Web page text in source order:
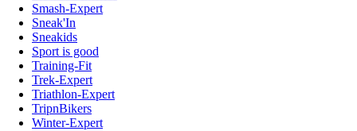
Smash-Expert
Sneak'In
Sneakids
Sport is good
Training-Fit
Trek-Expert
Triathlon-Expert
TripnBikers
Winter-Expert